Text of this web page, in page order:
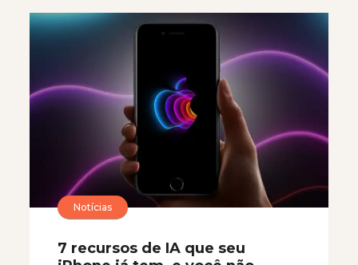
Notícias
7 recursos de IA que seu